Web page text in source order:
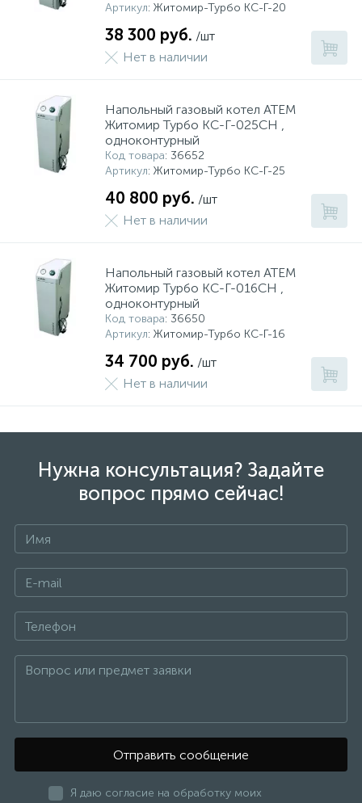
Артикул: Житомир-Турбо КС-Г-20
38 300 руб. /шт
Нет в наличии
Напольный газовый котел АТЕМ
Житомир Турбо КС-Г-025СН ,
одноконтурный
Код товара: 36652
Артикул: Житомир-Турбо КС-Г-25
40 800 руб. /шт
Нет в наличии
Напольный газовый котел АТЕМ
Житомир Турбо КС-Г-016СН ,
одноконтурный
Код товара: 36650
Артикул: Житомир-Турбо КС-Г-16
34 700 руб. /шт
Нет в наличии
Нужна консультация? Задайте
вопрос прямо сейчас!
Отправить сообщение
Я даю согласие на обработку моих